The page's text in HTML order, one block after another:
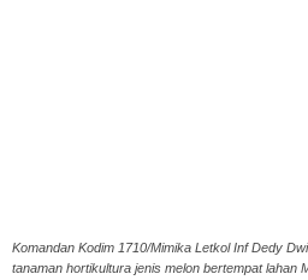
Komandan Kodim 1710/Mimika Letkol Inf Dedy
tanaman hortikultura jenis melon bertempat lahan